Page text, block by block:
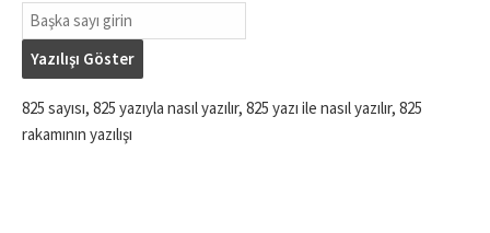
Yazılışı Göster
825 sayısı, 825 yazıyla nasıl yazılır, 825 yazı ile nasıl yazılır, 825
rakamının yazılışı